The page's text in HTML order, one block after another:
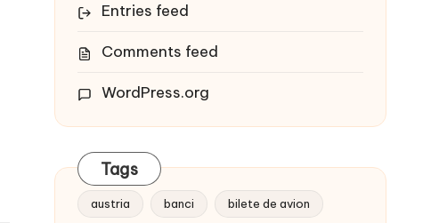
Entries feed
Comments feed
WordPress.org
Tags
austria banci bilete de avion